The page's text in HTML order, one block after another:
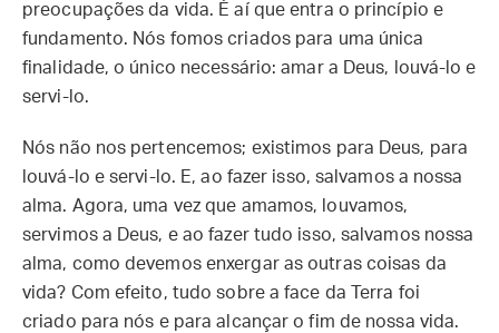
preocupações da vida. É aí que entra o princípio e
fundamento. Nós fomos criados para uma única
finalidade, o único necessário: amar a Deus, louvá-lo e
servi-lo.
Nós não nos pertencemos; existimos para Deus, para
louvá-lo e servi-lo. E, ao fazer isso, salvamos a nossa
alma. Agora, uma vez que amamos, louvamos,
servimos a Deus, e ao fazer tudo isso, salvamos nossa
alma, como devemos enxergar as outras coisas da
vida? Com efeito, tudo sobre a face da Terra foi
criado para nós e para alcançar o fim de nossa vida.